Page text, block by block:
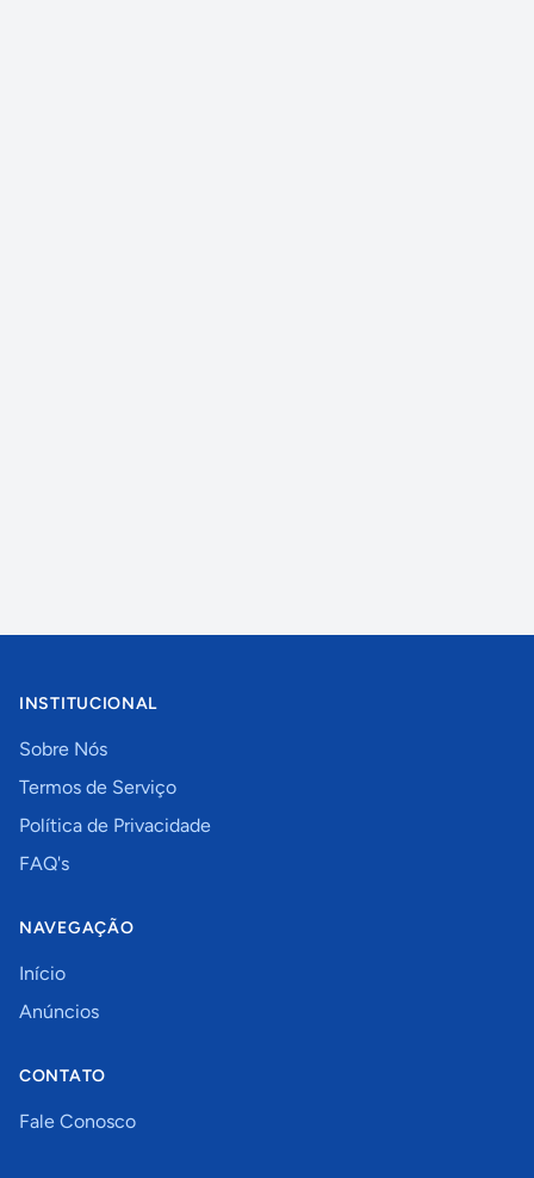
INSTITUCIONAL
Sobre Nós
Termos de Serviço
Política de Privacidade
FAQ's
NAVEGAÇÃO
Início
Anúncios
CONTATO
Fale Conosco